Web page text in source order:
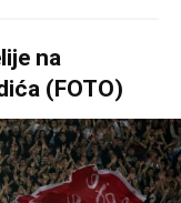
na
(FOTO)